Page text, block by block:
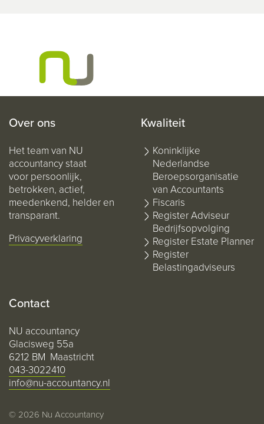
Over ons
Het team van NU
accountancy staat
voor persoonlijk,
betrokken, actief,
meedenkend, helder en
transparant.
Privacyverklaring
Kwaliteit
Koninklijke
Nederlandse
Beroepsorganisatie
van Accountants
Fiscaris
Register Adviseur
Bedrijfsopvolging
Register Estate Planner
Register
Belastingadviseurs
Contact
NU accountancy
Glacisweg 55a
6212 BM Maastricht
043-3022410
info@nu-accountancy.nl
© 2026 Nu Accountancy